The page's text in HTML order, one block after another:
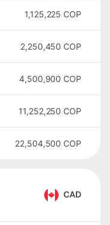
1,125,225 COP
2,250,450 COP
4,500,900 COP
11,252,250 COP
22,504,500 COP
CAD